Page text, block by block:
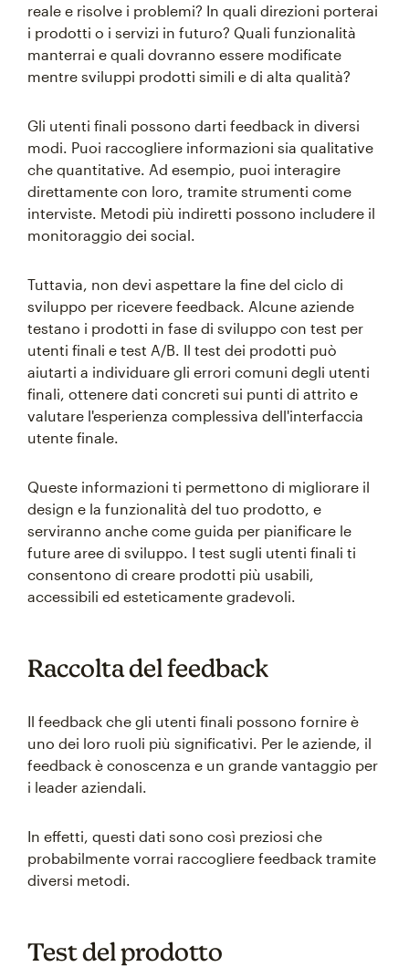
reale e risolve i problemi? In quali direzioni porterai
i prodotti o i servizi in futuro? Quali funzionalità
manterrai e quali dovranno essere modificate
mentre sviluppi prodotti simili e di alta qualità?
Gli utenti finali possono darti feedback in diversi
modi. Puoi raccogliere informazioni sia qualitative
che quantitative. Ad esempio, puoi interagire
direttamente con loro, tramite strumenti come
interviste. Metodi più indiretti possono includere il
monitoraggio dei social.
Tuttavia, non devi aspettare la fine del ciclo di
sviluppo per ricevere feedback. Alcune aziende
testano i prodotti in fase di sviluppo con test per
utenti finali e test A/B. Il test dei prodotti può
aiutarti a individuare gli errori comuni degli utenti
finali, ottenere dati concreti sui punti di attrito e
valutare l'esperienza complessiva dell'interfaccia
utente finale.
Queste informazioni ti permettono di migliorare il
design e la funzionalità del tuo prodotto, e
serviranno anche come guida per pianificare le
future aree di sviluppo. I test sugli utenti finali ti
consentono di creare prodotti più usabili,
accessibili ed esteticamente gradevoli.
Raccolta del feedback
Il feedback che gli utenti finali possono fornire è
uno dei loro ruoli più significativi. Per le aziende, il
feedback è conoscenza e un grande vantaggio per
i leader aziendali.
In effetti, questi dati sono così preziosi che
probabilmente vorrai raccogliere feedback tramite
diversi metodi.
Test del prodotto